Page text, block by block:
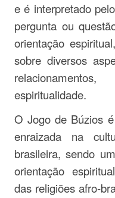
e é interpretado
pergunta ou
orientação
sobre diversos
espiritualidade.
O Jogo de Búzios
enraizada na
brasileira, sendo
orientação
das religiões afro-